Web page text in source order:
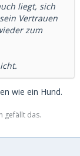
liegt, sich
Vertrauen
zum
wie ein Hund.
gefällt das.